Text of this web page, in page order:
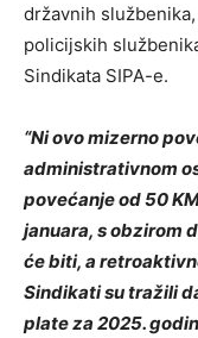
državnih
policijskih
Sindikata SIPA-e.
“Ni ovo mizerno
administrativnom
povećanje od 50
januara, s obzirom
će biti, a
Sindikati su tražili
plate za 2025.